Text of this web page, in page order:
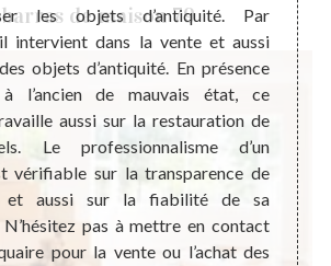
de maison 79
les objets d’antiquité. Par
intervient dans la vente et aussi
objets d’antiquité. En présence
l’ancien de mauvais état, ce
aussi sur la restauration de
Le professionnalisme d’un
vérifiable sur la transparence de
et aussi sur la fiabilité de sa
N’hésitez pas à mettre en contact
pour la vente ou l’achat des
si
ne
vous